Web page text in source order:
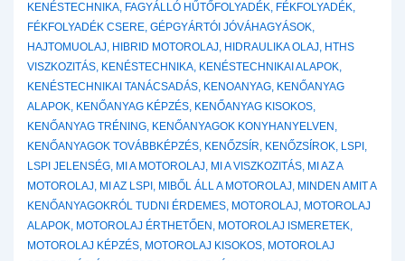
KENÉSTECHNIKA, FAGYÁLLÓ HŰTŐFOLYADÉK, FÉKFOLYADÉK,
FÉKFOLYADÉK CSERE, GÉPGYÁRTÓI JÓVÁHAGYÁSOK,
HAJTOMUOLAJ, HIBRID MOTOROLAJ, HIDRAULIKA OLAJ, HTHS
VISZKOZITÁS, KENÉSTECHNIKA, KENÉSTECHNIKAI ALAPOK,
KENÉSTECHNIKAI TANÁCSADÁS, KENOANYAG, KENŐANYAG
ALAPOK, KENŐANYAG KÉPZÉS, KENŐANYAG KISOKOS,
KENŐANYAG TRÉNING, KENŐANYAGOK KONYHANYELVEN ,
KENŐANYAGOK TOVÁBBKÉPZÉS, KENŐZSÍR, KENŐZSÍROK, LSPI ,
LSPI JELENSÉG, MI A MOTOROLAJ, MI A VISZKOZITÁS, MI AZ A
MOTOROLAJ, MI AZ LSPI , MIBŐL ÁLL A MOTOROLAJ, MINDEN AMIT A
KENŐANYAGOKRÓL TUDNI ÉRDEMES, MOTOROLAJ, MOTOROLAJ
ALAPOK, MOTOROLAJ ÉRTHETŐEN , MOTOROLAJ ISMERETEK,
MOTOROLAJ KÉPZÉS, MOTOROLAJ KISOKOS, MOTOROLAJ